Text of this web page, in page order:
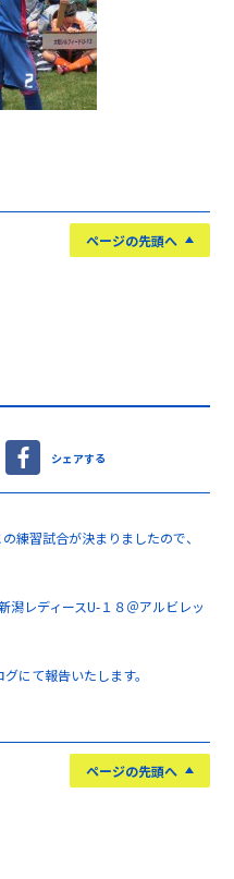
ページの先頭へ
シェアする
練習試合が決まりましたので、
レディースU-１８＠アルビレッ
にて報告いたします。
ページの先頭へ